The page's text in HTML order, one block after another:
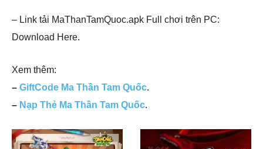
– Link tải MaThanTamQuoc.apk Full chơi trên PC:
Download Here.
Xem thêm:
– GiftCode Ma Thần Tam Quốc.
– Nạp Thẻ Ma Thần Tam Quốc.